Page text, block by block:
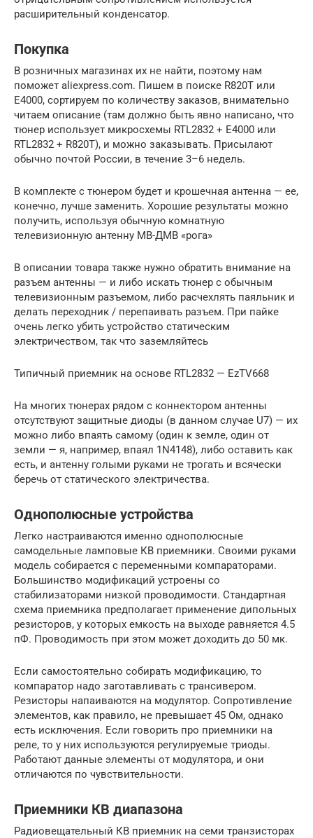
расширительный конденсатор.
Покупка
В розничных магазинах их не найти, поэтому нам
поможет aliexpress.com. Пишем в поиске R820T или
E4000, сортируем по количеству заказов, внимательно
читаем описание (там должно быть явно написано, что
тюнер использует микросхемы RTL2832 + E4000 или
RTL2832 + R820T), и можно заказывать. Присылают
обычно почтой России, в течение 3–6 недель.
В комплекте с тюнером будет и крошечная антенна — ее,
конечно, лучше заменить. Хорошие результаты можно
получить, используя обычную комнатную
телевизионную антенну МВ-ДМВ «рога»
В описании товара также нужно обратить внимание на
разъем антенны — и либо искать тюнер с обычным
телевизионным разъемом, либо расчехлять паяльник и
делать переходник / перепаивать разъем. При пайке
очень легко убить устройство статическим
электричеством, так что заземляйтесь
Типичный приемник на основе RTL2832 — EzTV668
На многих тюнерах рядом с коннектором антенны
отсутствуют защитные диоды (в данном случае U7) — их
можно либо впаять самому (один к земле, один от
земли — я, например, впаял 1N4148), либо оставить как
есть, и антенну голыми руками не трогать и всячески
беречь от статического электричества.
Однополюсные устройства
Легко настраиваются именно однополюсные
самодельные ламповые КВ приемники. Своими руками
модель собирается с переменными компараторами.
Большинство модификаций устроены со
стабилизаторами низкой проводимости. Стандартная
схема приемника предполагает применение дипольных
резисторов, у которых емкость на выходе равняется 4.5
пФ. Проводимость при этом может доходить до 50 мк.
Если самостоятельно собирать модификацию, то
компаратор надо заготавливать с трансивером.
Резисторы напаиваются на модулятор. Сопротивление
элементов, как правило, не превышает 45 Ом, однако
есть исключения. Если говорить про приемники на
реле, то у них используются регулируемые триоды.
Работают данные элементы от модулятора, и они
отличаются по чувствительности.
Приемники КВ диапазона
Радиовещательный КВ приемник на семи транзисторах